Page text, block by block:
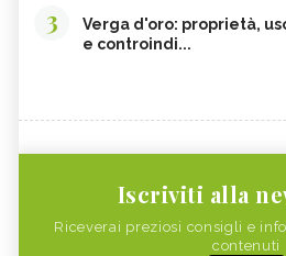
3
Verga d'oro: proprietà,
e controindi...
Iscriviti alla
Riceverai preziosi consigli e
contenuti